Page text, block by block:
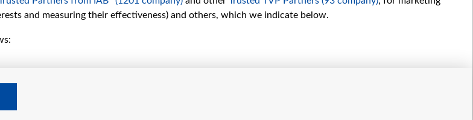
Як нас падтрымаць
Белсат Doc
and measuring their effectiveness) and others, which we indicate below.